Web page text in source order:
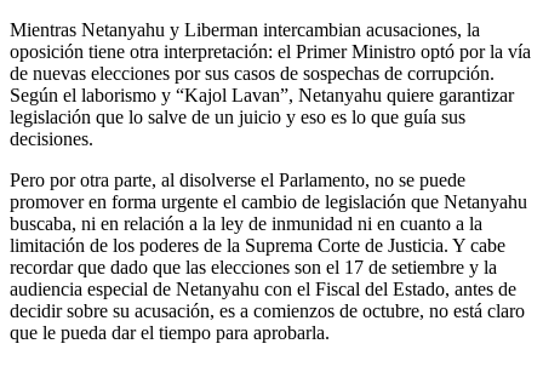
Mientras Netanyahu y Liberman intercambian acusaciones, la
oposición tiene otra interpretación: el Primer Ministro optó por la vía
de nuevas elecciones por sus casos de sospechas de corrupción.
Según el laborismo y “Kajol Lavan”, Netanyahu quiere garantizar
legislación que lo salve de un juicio y eso es lo que guía sus
decisiones.
Pero por otra parte, al disolverse el Parlamento, no se puede
promover en forma urgente el cambio de legislación que Netanyahu
buscaba, ni en relación a la ley de inmunidad ni en cuanto a la
limitación de los poderes de la Suprema Corte de Justicia. Y cabe
recordar que dado que las elecciones son el 17 de setiembre y la
audiencia especial de Netanyahu con el Fiscal del Estado, antes de
decidir sobre su acusación, es a comienzos de octubre, no está claro
que le pueda dar el tiempo para aprobarla.